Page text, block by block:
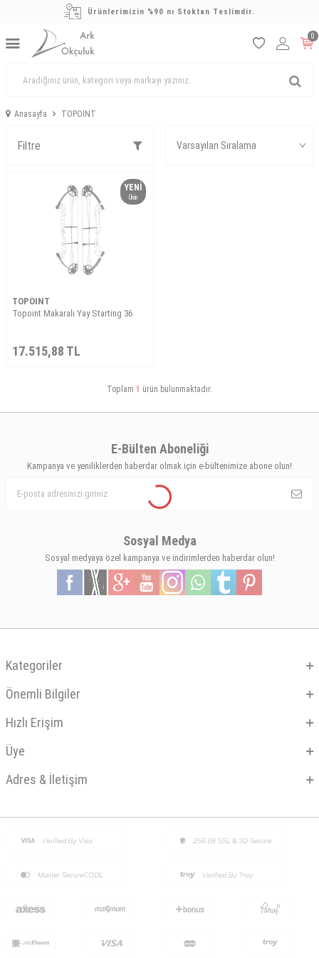
Ürünlerimizin %90 nı Stoktan Teslimdir.
0
Anasayfa TOPOINT
Filtre
YENI
Ürün
TOPOINT
Topoint Makaralı Yay Starting 36
17.515,88 TL
Toplam 1 ürün bulunmaktadır.
E-Bülten Aboneliği
Kampanya ve yeniliklerden haberdar olmak için e-bültenimize abone olun!
Sosyal Medya
Sosyal medyaya özel kampanya ve indirimlerden haberdar olun!
Kategoriler
Önemli Bilgiler
Hızlı Erişim
Üye
Adres & İletişim